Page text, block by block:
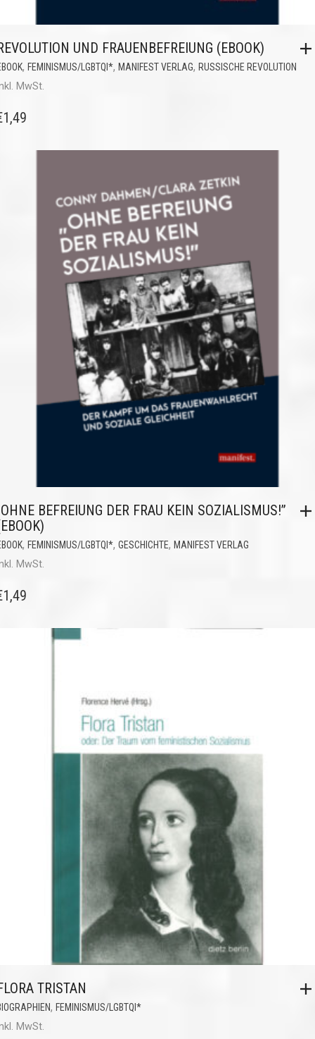
UND FRAUENBEFREIUNG (EBOOK)
, FEMINISMUS/LGBTQI*, MANIFEST VERLAG, RUSSISCHE REVOLUTION
MwSt.
1,49
BEFREIUNG DER FRAU KEIN SOZIALISMUS!”
, FEMINISMUS/LGBTQI*, GESCHICHTE, MANIFEST VERLAG
MwSt.
1,49
TRISTAN
, FEMINISMUS/LGBTQI*
MwSt.